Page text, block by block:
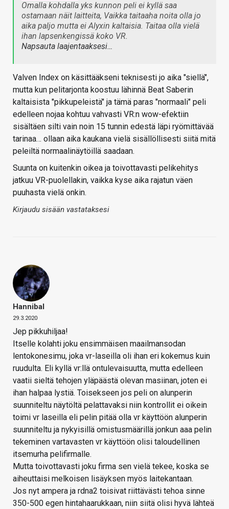
Omalla kohdalla yks kunnon peli ei kyllä saa
ostamaan näit laitteita, Vaikka taitaaha noita olla jo
aika paljo mutta ei Alyxin kaltaisia. Taitaa olla vielä
ihan lapsenkengissä koko VR.
Napsauta laajentaaksesi…
Valven Index on käsittääkseni teknisesti jo aika "siellä",
mutta kun pelitarjonta koostuu lähinnä Beat Saberin
kaltaisista "pikkupeleistä" ja tämä paras "normaali" peli
edelleen nojaa kohtuu vahvasti VR:n wow-efektiin
sisältäen silti vain noin 15 tunnin edestä läpi ryömittävää
tarinaa… ollaan aika kaukana vielä sisällöllisesti siitä mitä
peleiltä normaalinäytöillä saadaan.
Suunta on kuitenkin oikea ja toivottavasti pelikehitys
jatkuu VR-puolellakin, vaikka kyse aika rajatun väen
puuhasta vielä onkin.
Kirjaudu sisään vastataksesi
Hannibal
29.3.2020
Jep pikkuhiljaa!
Itselle kolahti joku ensimmäisen maailmansodan
lentokonesimu, joka vr-laseilla oli ihan eri kokemus kuin
ruudulta. Eli kyllä vr:llä ontulevaisuutta, mutta edelleen
vaatii sieltä tehojen yläpäästä olevan masiinan, joten ei
ihan halpaa lystiä. Toisekseen jos peli on alunperin
suunniteltu näytöltä pelattavaksi niin kontrollit ei oikein
toimi vr laseilla eli pelin pitää olla vr käyttöön alunperin
suunniteltu ja nykyisillä omistusmäärillä jonkun aaa pelin
tekeminen vartavasten vr käyttöön olisi taloudellinen
itsemurha pelifirmalle.
Mutta toivottavasti joku firma sen vielä tekee, koska se
aiheuttaisi melkoisen lisäyksen myös laitekantaan.
Jos nyt ampera ja rdna2 toisivat riittävästi tehoa sinne
350-500 egen hintahaarukkaan, niin siitä olisi hyvä lähteä